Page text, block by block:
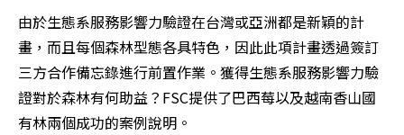
由於生態系服務影響力驗證在台灣或亞洲都是新穎的計
畫，而且每個森林型態各具特色，因此此項計畫透過簽訂
三方合作備忘錄進行前置作業。獲得生態系服務影響力驗
證對於森林有何助益？FSC提供了巴西莓以及越南香山國
有林兩個成功的案例說明。